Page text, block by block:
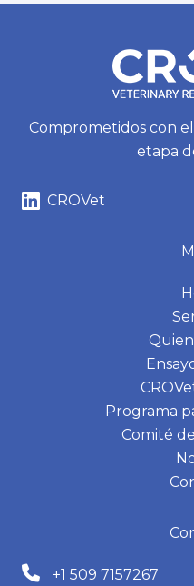
Comprometidos con
etapa
CROVet
Programa
Comité
+1 509 7157267